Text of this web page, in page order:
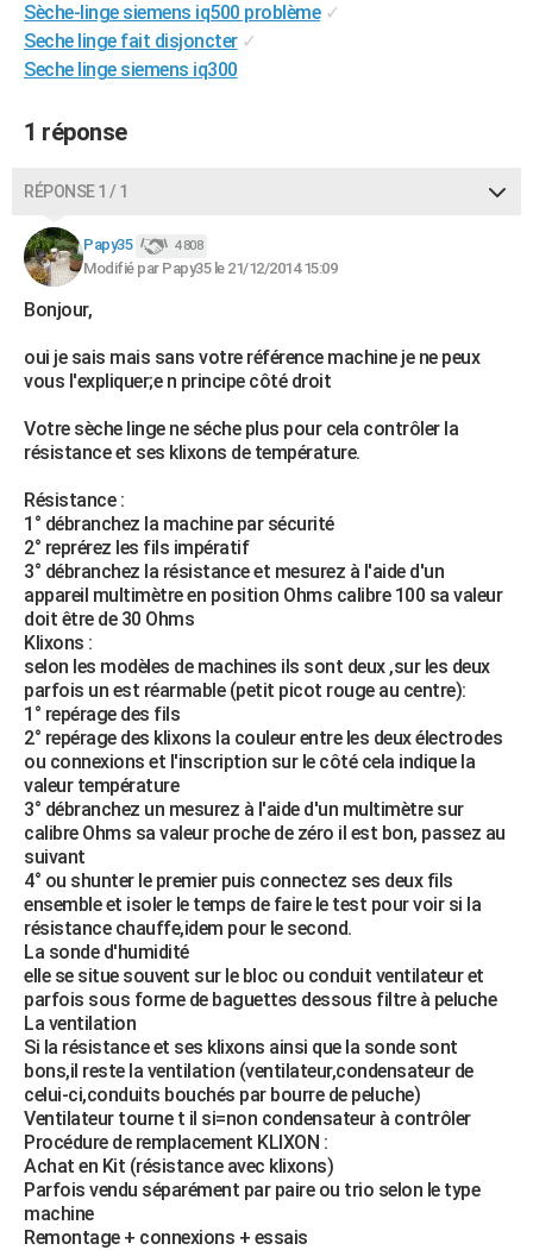
Destinations
City break
Voyage nature
Voyage de noces
Forum
Climat
+PHOTO
GUIDES D'ACHAT
BONS PLANS
Dictionnaire
Biographies
Citations
Expressions
Proverbes
PROGRAMME TV
COPAINS D'AVANT
S'inscrire
Se connecter
Lycées
Collèges
Primaires
Universités
Entreprises
Service militaire
Avis de recherche
AVIS DE DÉCÈS
Bricolage
Lifestyle
Culture
Sport
Auto
Television
Voyage
Cinema
Sèche-linge siemens iq500 problème ✓
Seche linge fait disjoncter ✓
Seche linge siemens iq300
1 réponse
RÉPONSE 1 / 1
Papy35 4 808
Modifié par Papy35 le 21/12/2014 15:09
Bonjour,
oui je sais mais sans votre référence machine je ne peux
vous l'expliquer;e n principe côté droit
Votre sèche linge ne séche plus pour cela contrôler la
résistance et ses klixons de température.
Résistance :
1° débranchez la machine par sécurité
2° reprérez les fils impératif
3° débranchez la résistance et mesurez à l'aide d'un
appareil multimètre en position Ohms calibre 100 sa valeur
doit être de 30 Ohms
Klixons :
selon les modèles de machines ils sont deux ,sur les deux
parfois un est réarmable (petit picot rouge au centre):
1° repérage des fils
2° repérage des klixons la couleur entre les deux électrodes
ou connexions et l'inscription sur le côté cela indique la
valeur température
3° débranchez un mesurez à l'aide d'un multimètre sur
calibre Ohms sa valeur proche de zéro il est bon, passez au
suivant
4° ou shunter le premier puis connectez ses deux fils
ensemble et isoler le temps de faire le test pour voir si la
résistance chauffe,idem pour le second.
La sonde d'humidité
elle se situe souvent sur le bloc ou conduit ventilateur et
parfois sous forme de baguettes dessous filtre à peluche
La ventilation
Si la résistance et ses klixons ainsi que la sonde sont
bons,il reste la ventilation (ventilateur,condensateur de
celui-ci,conduits bouchés par bourre de peluche)
Ventilateur tourne t il si=non condensateur à contrôler
Procédure de remplacement KLIXON :
Achat en Kit (résistance avec klixons)
Parfois vendu séparément par paire ou trio selon le type
machine
Remontage + connexions + essais